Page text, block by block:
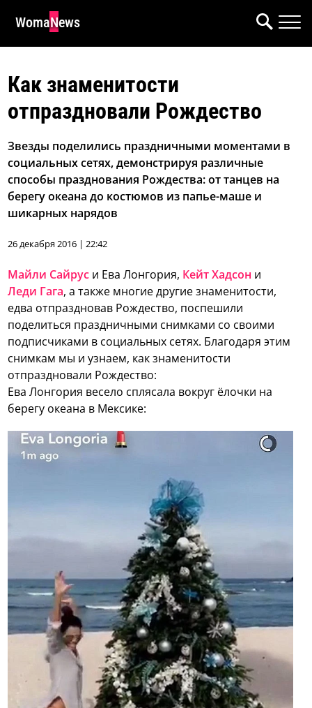
WomaNews
Как знаменитости
отпраздновали Рождество
Звезды поделились праздничными моментами в
социальных сетях, демонстрируя различные
способы празднования Рождества: от танцев на
берегу океана до костюмов из папье-маше и
шикарных нарядов
26 декабря 2016 | 22:42
Майли Сайрус и Ева Лонгория, Кейт Хадсон и
Леди Гага, а также многие другие знаменитости,
едва отпраздновав Рождество, поспешили
поделиться праздничными снимками со своими
подписчиками в социальных сетях. Благодаря этим
снимкам мы и узнаем, как знаменитости
отпраздновали Рождество:
Ева Лонгория весело сплясала вокруг ёлочки на
берегу океана в Мексике: